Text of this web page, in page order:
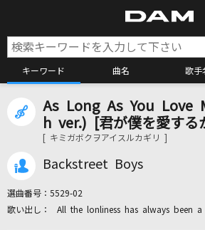
キーワード 曲名 歌手
カラオケ検索
カラオケ店舗検索
カラオケリクエス
As Long As You Love
h ver.) [君が僕を愛する
[ キミガボクヲアイスルカギリ ]
Backstreet Boys
選曲番号： 5529-02
All the lonliness has always been a